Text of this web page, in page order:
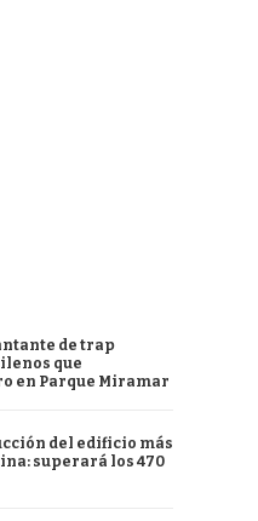
de trap
que
en Parque Miramar
del edificio más
superará los 470